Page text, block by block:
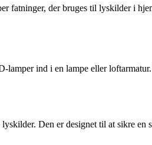
fatninger, der bruges til lyskilder i
ind i en lampe eller
Den er designet til at sikre